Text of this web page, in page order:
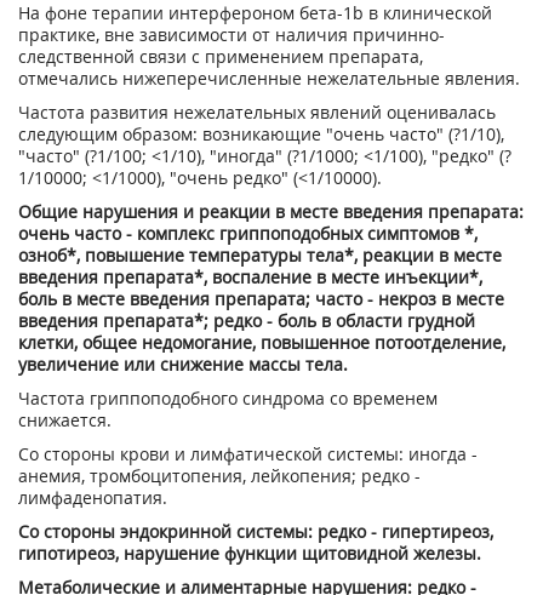
На фоне терапии интерфероном бета-1b в клинической
практике, вне зависимости от наличия причинно-
следственной связи с применением препарата,
отмечались нижеперечисленные нежелательные явления.
Частота развития нежелательных явлений оценивалась
следующим образом: возникающие "очень часто" (?1/10),
"часто" (?1/100; <1/10), "иногда" (?1/1000; <1/100), "редко" (?
1/10000; <1/1000), "очень редко" (<1/10000).
Общие нарушения и реакции в месте введения препарата:
очень часто - комплекс гриппоподобных симптомов *,
озноб*, повышение температуры тела*, реакции в месте
введения препарата*, воспаление в месте инъекции*,
боль в месте введения препарата; часто - некроз в месте
введения препарата*; редко - боль в области грудной
клетки, общее недомогание, повышенное потоотделение,
увеличение или снижение массы тела.
Частота гриппоподобного синдрома со временем
снижается.
Со стороны крови и лимфатической системы: иногда -
анемия, тромбоцитопения, лейкопения; редко -
лимфаденопатия.
Со стороны эндокринной системы: редко - гипертиреоз,
гипотиреоз, нарушение функции щитовидной железы.
Метаболические и алиментарные нарушения: редко -